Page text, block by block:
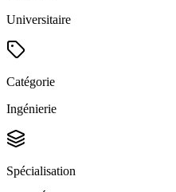
Universitaire
Catégorie
Ingénierie
Spécialisation